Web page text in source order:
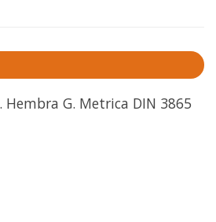
Hembra G. Metrica DIN 3865